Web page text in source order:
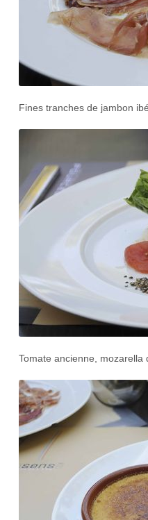
Fines tranches de jambon
Tomate ancienne,